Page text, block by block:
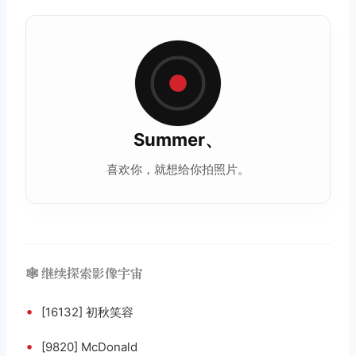
Summer、
喜欢你，就想给你拍照片。
🕸️ 继续探索影像宇宙
• [16132] 初秋笑容
• [9820] McDonald